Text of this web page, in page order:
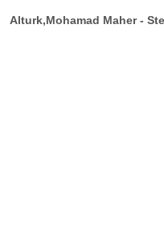
Alturk,Mohamad Maher -